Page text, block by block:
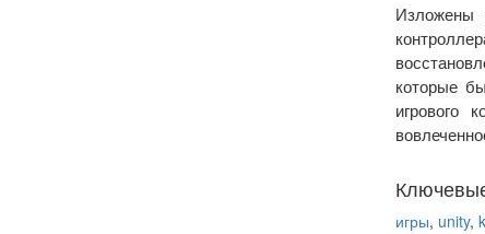
Изложены
которые
игрового
игры, unity,